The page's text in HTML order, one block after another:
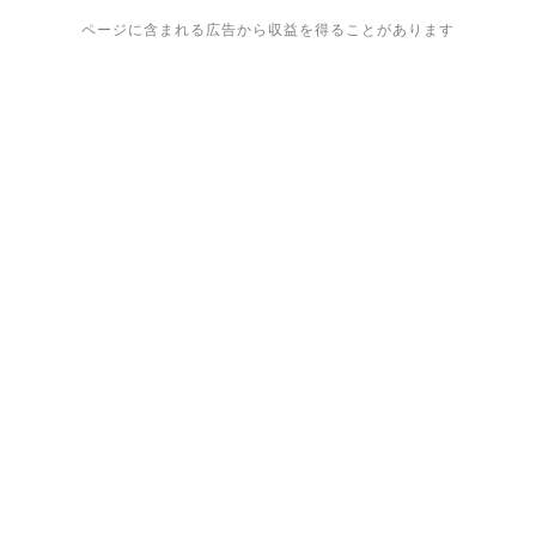
ページに含まれる広告から収益を得ることがあります